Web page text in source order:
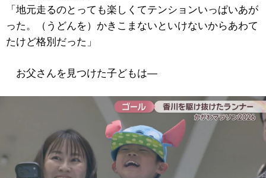
「地元走るのとっても楽しくてテンションいっぱいあが
った。（うどんを）かきこまないといけないからあわて
たけど格別だった」
お父さんを見つけた子どもは―